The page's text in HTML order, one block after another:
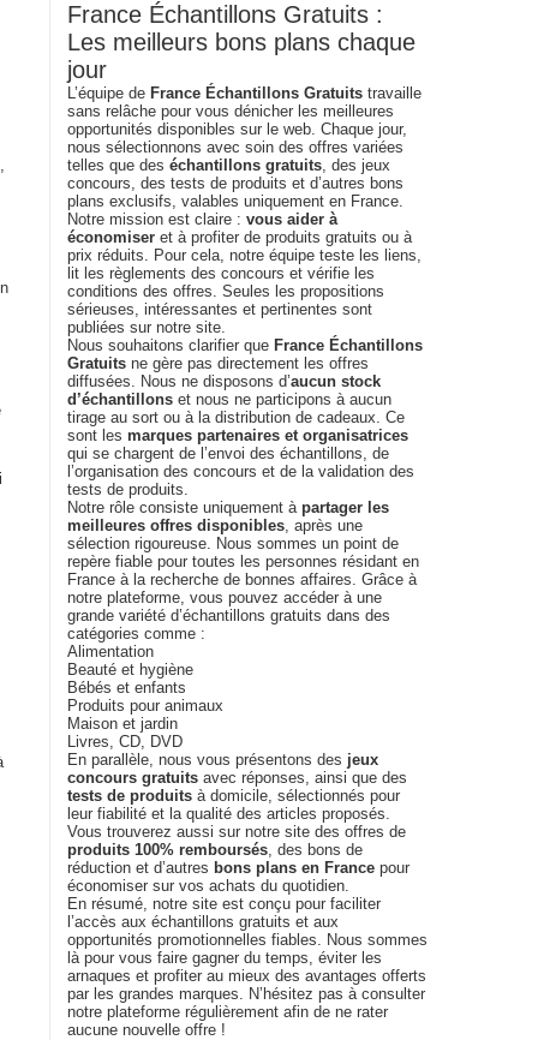
France Échantillons Gratuits :
Les meilleurs bons plans chaque
jour
L’équipe de France Échantillons Gratuits travaille
sans relâche pour vous dénicher les meilleures
opportunités disponibles sur le web. Chaque jour,
nous sélectionnons avec soin des offres variées
telles que des échantillons gratuits, des jeux
concours, des tests de produits et d’autres bons
plans exclusifs, valables uniquement en France.
Notre mission est claire : vous aider à
économiser et à profiter de produits gratuits ou à
prix réduits. Pour cela, notre équipe teste les liens,
lit les règlements des concours et vérifie les
conditions des offres. Seules les propositions
sérieuses, intéressantes et pertinentes sont
publiées sur notre site.
Nous souhaitons clarifier que France Échantillons
Gratuits ne gère pas directement les offres
diffusées. Nous ne disposons d’aucun stock
d’échantillons et nous ne participons à aucun
tirage au sort ou à la distribution de cadeaux. Ce
sont les marques partenaires et organisatrices
qui se chargent de l’envoi des échantillons, de
l’organisation des concours et de la validation des
tests de produits.
Notre rôle consiste uniquement à partager les
meilleures offres disponibles, après une
sélection rigoureuse. Nous sommes un point de
repère fiable pour toutes les personnes résidant en
France à la recherche de bonnes affaires. Grâce à
notre plateforme, vous pouvez accéder à une
grande variété d’échantillons gratuits dans des
catégories comme :
Alimentation
Beauté et hygiène
Bébés et enfants
Produits pour animaux
Maison et jardin
Livres, CD, DVD
En parallèle, nous vous présentons des jeux
concours gratuits avec réponses, ainsi que des
tests de produits à domicile, sélectionnés pour
leur fiabilité et la qualité des articles proposés.
Vous trouverez aussi sur notre site des offres de
produits 100% remboursés, des bons de
réduction et d’autres bons plans en France pour
économiser sur vos achats du quotidien.
En résumé, notre site est conçu pour faciliter
l’accès aux échantillons gratuits et aux
opportunités promotionnelles fiables. Nous sommes
là pour vous faire gagner du temps, éviter les
arnaques et profiter au mieux des avantages offerts
par les grandes marques. N’hésitez pas à consulter
notre plateforme régulièrement afin de ne rater
aucune nouvelle offre !